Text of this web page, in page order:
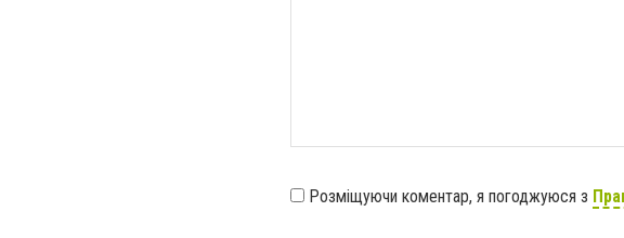
Розміщуючи коментар, я погоджуюся з